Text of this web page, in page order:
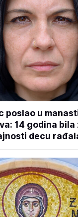
poslao u
14 godina bila
decu